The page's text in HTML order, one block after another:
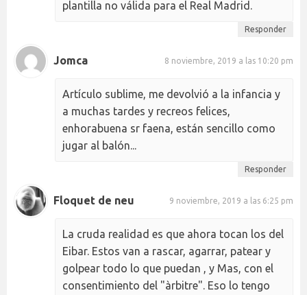
plantilla no válida para el Real Madrid.
Responder
Jomca 8 noviembre, 2019 a las 10:20 pm
Artículo sublime, me devolvió a la infancia y
a muchas tardes y recreos felices,
enhorabuena sr faena, están sencillo como
jugar al balón...
Responder
Floquet de neu 9 noviembre, 2019 a las 6:25 pm
La cruda realidad es que ahora tocan los del
Eibar. Estos van a rascar, agarrar, patear y
golpear todo lo que puedan , y Mas, con el
consentimiento del "àrbitre". Eso lo tengo